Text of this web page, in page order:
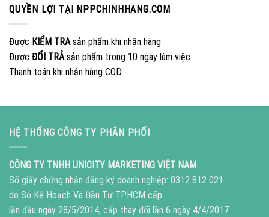
QUYỀN LỢI TẠI NPPCHINHHANG.COM
Được KIỂM TRAsản phẩm khi nhận hàng
Được ĐỔI TRẢsản phẩm trong 10 ngày làm việc
Thanh toán khi nhận hàng COD
HỆ THỐNG CÔNG TY PHÂN PHỐI
CÔNG TY TNHH UNICITY MARKETING VIỆT NAM
Số giấy chứng nhận đăng ký doanh nghiệp: 0312 812 021
do Sở Kế Hoạch Và Đầu Tư TP.HCM cấp
lần đầu ngày 28/5/2014, cấp thay đổi lần 6 ngày 4/4/2017